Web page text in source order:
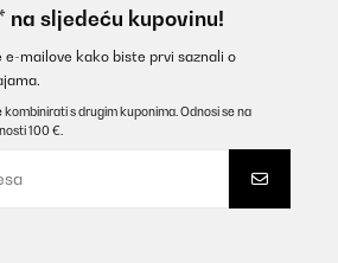
na sljedeću kupovinu!
mailove kako biste prvi saznali o
kombinirati s drugim kuponima. Odnosi se na
100 €.